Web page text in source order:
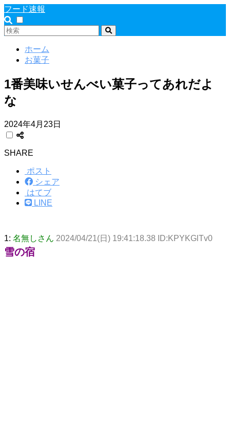
フード速報
ホーム
お菓子
1番美味いせんべい菓子ってあれだよ
な
2024年4月23日
SHARE
ポスト
シェア
はてブ
LINE
1: 名無しさん 2024/04/21(日) 19:41:18.38 ID:KPYKGlTv0
雪の宿